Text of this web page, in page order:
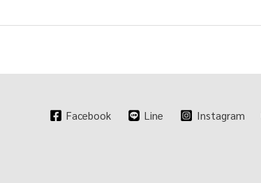
Facebook Line Instagram